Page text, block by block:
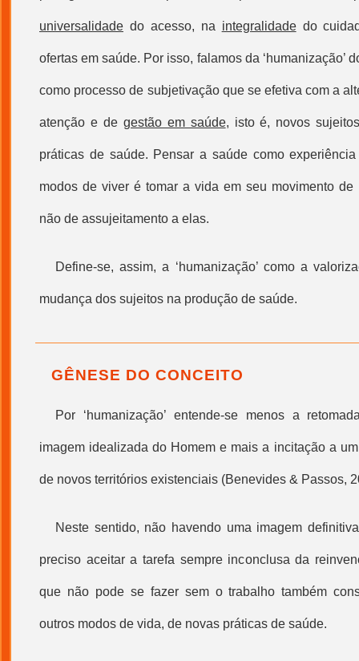
universalidade do acesso, na integralidadedo
ofertas em saúde. Por isso, falamos da ‘humanização’
como processo de subjetivação que se efetiva com a
atenção e de gestão em saúde, isto é, novos
práticas de saúde. Pensar a saúde como
modos de viver é tomar a vida em seu movimento de
não de assujeitamento a elas.
Define-se, assim, a ‘humanização’ como a
mudança dos sujeitos na produção de saúde.
GÊNESE DO CONCEITO
Por ‘humanização’ entende-se menos a
imagem idealizada do Homem e mais a incitação a
de novos territórios existenciais (Benevides & Passos,
Neste sentido, não havendo uma imagem
preciso aceitar a tarefa sempre inconclusa da
que não pode se fazer sem o trabalho também
outros modos de vida, de novas práticas de saúde.